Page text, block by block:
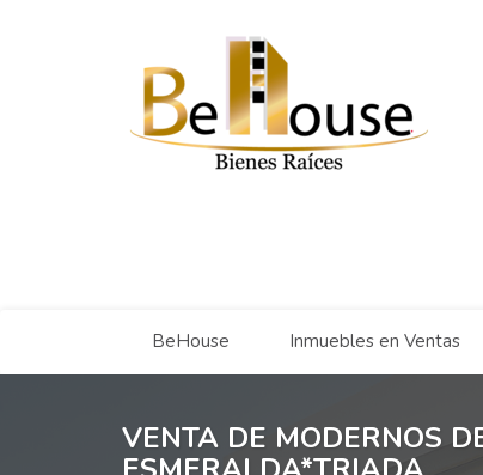
BeHouse Inmuebles en Ventas
VENTA DE MODERNOS